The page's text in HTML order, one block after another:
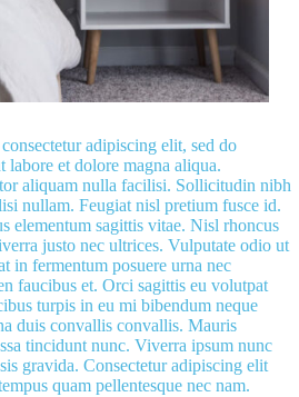
adipiscing elit, sed do
et dolore magna aliqua.
aliquam nulla facilisi. Sollicitudin nibh
nullam. Feugiat nisl pretium fusce id.
elementum sagittis vitae. Nisl rhoncus
justo nec ultrices. Vulputate odio ut
in fermentum posuere urna nec
faucibus et. Orci sagittis eu volutpat
turpis in eu mi bibendum neque
duis convallis convallis. Mauris
tincidunt nunc. Viverra ipsum nunc
gravida. Consectetur adipiscing elit
quam pellentesque nec nam.